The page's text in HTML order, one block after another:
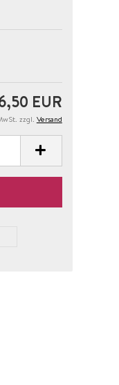
EUR
zzgl. Versand